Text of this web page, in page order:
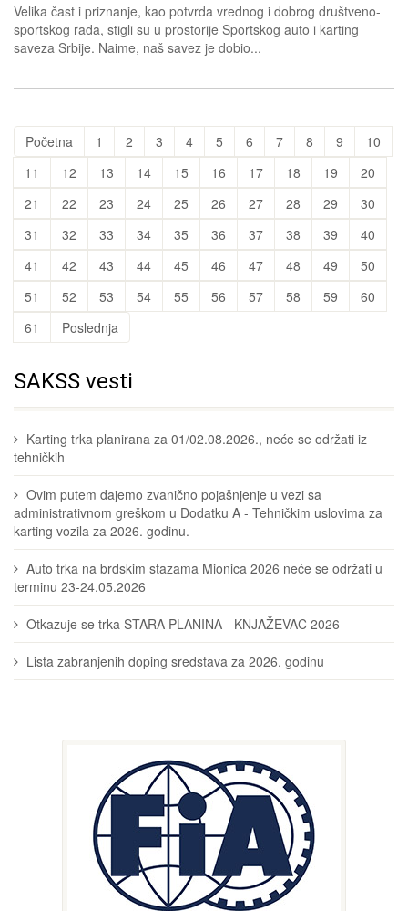
Velika čast i priznanje, kao potvrda vrednog i dobrog društveno-
sportskog rada, stigli su u prostorije Sportskog auto i karting
saveza Srbije. Naime, naš savez je dobio...
Početna 1 2 3 4 5 6 7 8 9
10
11
12 13 14 15 16 17 18 19
20
21
22 23 24 25 26 27 28 29
30
31
32 33 34 35 36 37 38 39
40
41
42 43 44 45 46 47 48 49
50
51
52 53 54 55 56 57 58 59
60
61
Poslednja
SAKSS vesti
Karting trka planirana za 01/02.08.2026., neće se održati iz
tehničkih
Ovim putem dajemo zvanično pojašnjenje u vezi sa
administrativnom greškom u Dodatku A - Tehničkim uslovima za
karting vozila za 2026. godinu.
Auto trka na brdskim stazama Mionica 2026 neće se održati u
terminu 23-24.05.2026
Otkazuje se trka STARA PLANINA - KNJAŽEVAC 2026
Lista zabranjenih doping sredstava za 2026. godinu